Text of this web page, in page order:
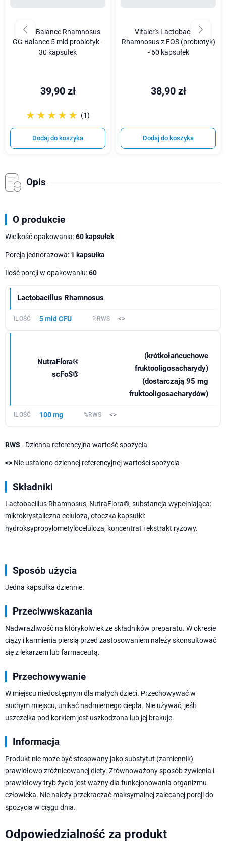
ProbioBalance Rhamnosus
GG Balance 5 mld probiotyk -
30 kapsułek
39,90 zł
☆☆☆☆☆
★★★★★ (1)
Dodaj do koszyka
Vitaler's Lactobacillus
Rhamnosus z FOS (probiotyk)
- 60 kapsułek
38,90 zł
Dodaj do koszyka
Opis
O produkcie
Wielkość opakowania:60 kapsułek
Porcja jednorazowa: 1 kapsułka
Ilość porcji w opakowaniu:60
Lactobacillus Rhamnosus
5 mld CFU <>
NutraFlora®
scFoS®
(krótkołańcuchowe
fruktooligosacharydy)
(dostarczają 95 mg
fruktooligosacharydów)
100 mg <>
RWS - Dzienna referencyjna wartość spożycia
<> Nie ustalono dziennej referencyjnej wartości spożycia
Składniki
Lactobacillus Rhamnosus, NutraFlora®, substancja wypełniająca:
mikrokrystaliczna celuloza, otoczka kapsułki:
hydroksypropylometyloceluloza, koncentrat i ekstrakt ryżowy.
Sposób użycia
Jedna kapsułka dziennie.
Przeciwwskazania
Nadwrażliwość na którykolwiek ze składników preparatu. W okresie
ciąży i karmienia piersią przed zastosowaniem należy skonsultować
się z lekarzem lub farmaceutą.
Przechowywanie
W miejscu niedostępnym dla małych dzieci. Przechowywać w
suchym miejscu, unikać nadmiernego ciepła. Nie używać, jeśli
uszczelka pod korkiem jest uszkodzona lub jej brakuje.
Informacja
Produkt nie może być stosowany jako substytut (zamiennik)
prawidłowo zróżnicowanej diety. Zrównoważony sposób żywienia i
prawidłowy tryb życia jest ważny dla funkcjonowania organizmu
człowieka. Nie należy przekraczać maksymalnej zalecanej porcji do
spożycia w ciągu dnia.
Odpowiedzialność za produkt